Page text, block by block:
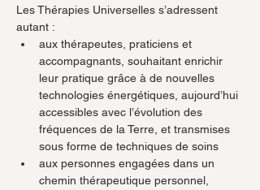
Les Thérapies Universelles s’adressent
autant :
aux thérapeutes, praticiens et
accompagnants, souhaitant enrichir
leur pratique grâce à de nouvelles
technologies énergétiques, aujourd’hui
accessibles avec l’évolution des
fréquences de la Terre, et transmises
sous forme de techniques de soins
aux personnes engagées dans un
chemin thérapeutique personnel,